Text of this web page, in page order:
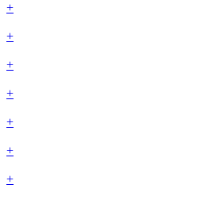
+
+
+
+
+
+
+